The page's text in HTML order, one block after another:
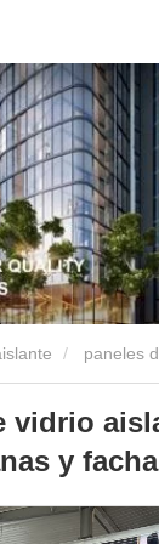
y fachadas
vidrio
y